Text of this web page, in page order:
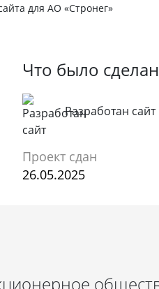
для АО «Стронег»
Что было
Разработан сайт
Проект сдан
26.05.2025